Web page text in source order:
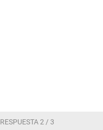
RESPUESTA 2 / 3